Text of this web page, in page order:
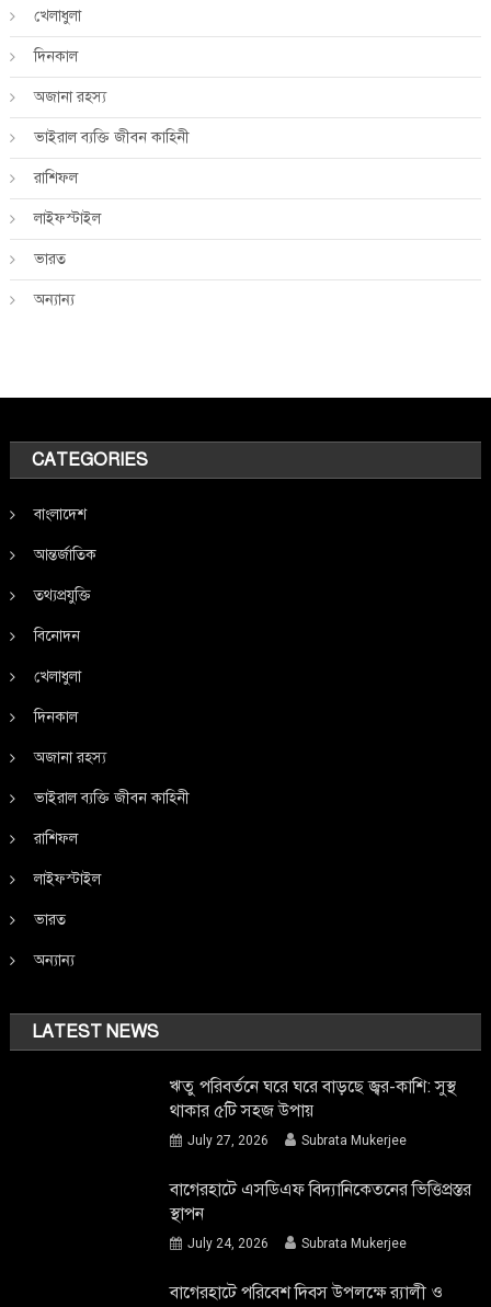
খেলাধুলা
দিনকাল
অজানা রহস্য
ভাইরাল ব্যক্তি জীবন কাহিনী
রাশিফল
লাইফস্টাইল
ভারত
অন্যান্য
CATEGORIES
বাংলাদেশ
আন্তর্জাতিক
তথ্যপ্রযুক্তি
বিনোদন
খেলাধুলা
দিনকাল
অজানা রহস্য
ভাইরাল ব্যক্তি জীবন কাহিনী
রাশিফল
লাইফস্টাইল
ভারত
অন্যান্য
LATEST NEWS
ঋতু পরিবর্তনে ঘরে ঘরে বাড়ছে জ্বর-কাশি: সুস্থ
থাকার ৫টি সহজ উপায়
July 27, 2026 Subrata Mukerjee
বাগেরহাটে এসডিএফ বিদ্যানিকেতনের ভিত্তিপ্রস্তর
স্থাপন
July 24, 2026 Subrata Mukerjee
বাগেরহাটে পরিবেশ দিবস উপলক্ষে র‌্যালী ও